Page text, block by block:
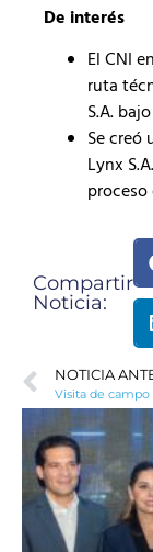
De interés
El CNI
ruta
S.A.
Se creó
Lynx
Compartir
Noticia:
NOTICIA